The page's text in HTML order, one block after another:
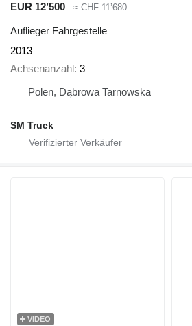
EUR 12’500
≈ CHF 11’680
Auflieger Fahrgestelle
2013
Achsenanzahl 3
Polen, Dąbrowa Tarnowska
SM Truck
VIDEO